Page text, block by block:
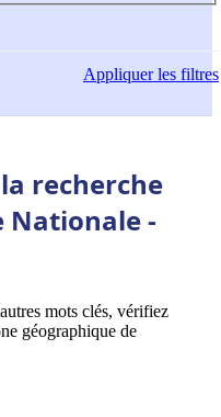
Appliquerles filtres
recherche
Nationale -
mots clés, vérifiez
géographique de